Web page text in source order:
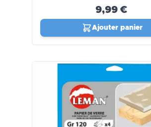
9,99 €
Ajouter panier